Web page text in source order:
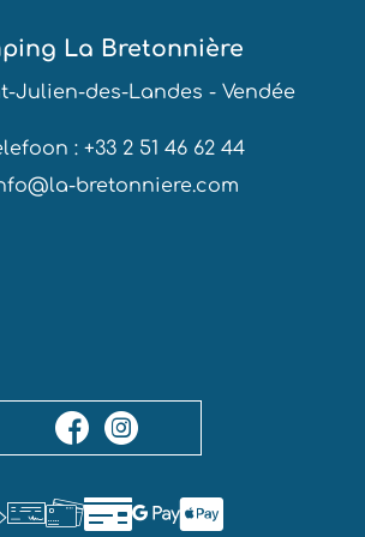
La Bretonnière
Julien-des-Landes - Vendée
: +33 2 51 46 62 44
bretonniere.com